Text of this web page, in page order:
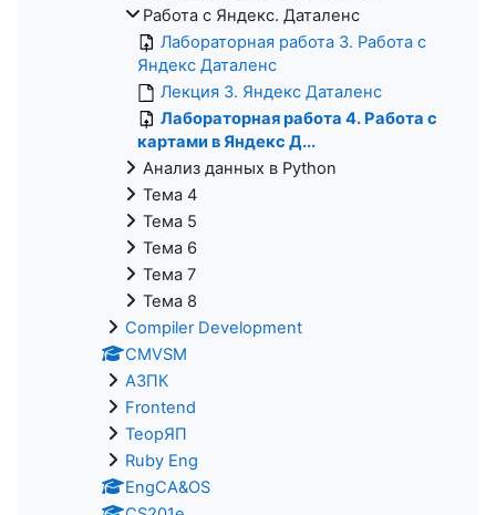
Работа с Яндекс. Даталенс
Лабораторная работа 3. Работа с
Яндекс Даталенс
Лекция 3. Яндекс Даталенс
Лабораторная работа 4. Работа с
картами в Яндекс Д...
Анализ данных в Python
Тема 4
Тема 5
Тема 6
Тема 7
Тема 8
Compiler Development
CMVSM
АЗПК
Frontend
ТеорЯП
Ruby Eng
EngCA&OS